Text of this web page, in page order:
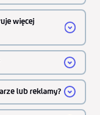
więcej
lub reklamy?